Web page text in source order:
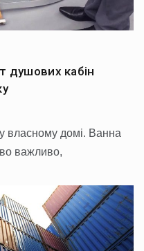
душових кабін
власному домі. Ванна
важливо,